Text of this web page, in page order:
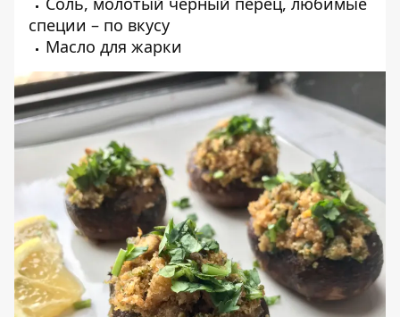
специи – по вкусу
Масло для жарки